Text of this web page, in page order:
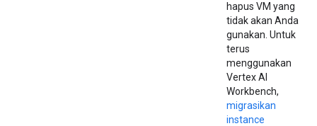
hapus VM yang
tidak akan Anda
gunakan. Untuk
terus
menggunakan
Vertex AI
Workbench,
migrasikan
instance